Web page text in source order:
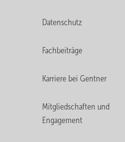
Datenschutz
Fachbeiträge
Karriere bei Gentner
Mitgliedschaften und
Engagement